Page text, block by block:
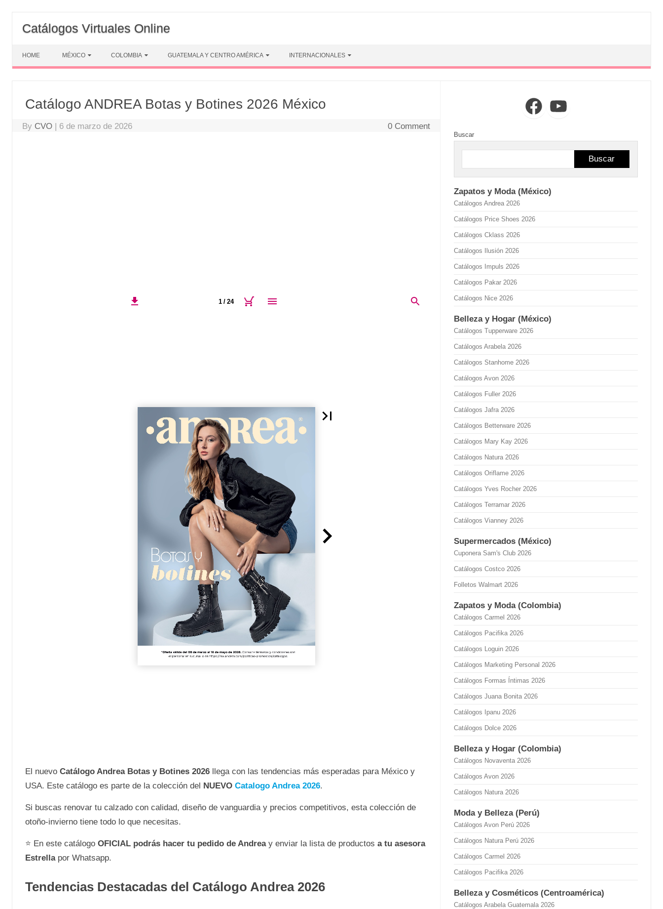
content
Catálogos Virtuales Online
HOME MÉXICO COLOMBIA GUATEMALA Y CENTRO AMÉRICA INTERNACIONALES
Catálogo ANDREA Botas y Botines 2026 México
By CVO | 6 de marzo de 2026 0 Comment
El nuevo Catálogo Andrea Botas y Botines 2026llega con las tendencias más esperadas para México y
USA. Este catálogo es parte de la colección del NUEVO Catalogo Andrea 2026.
Si buscas renovar tu calzado con calidad, diseño de vanguardia y precios competitivos, esta colección de
otoño-invierno tiene todo lo que necesitas.
⭐ En este catálogo OFICIAL podrás hacer tu pedido de Andrea y enviar la lista de productos a tu asesora
Estrella por Whatsapp.
Tendencias Destacadas del Catálogo Andrea 2026
FacebookYouTube
Buscar
Buscar
Zapatos y Moda (México)
Catálogos Andrea 2026
Catálogos Price Shoes 2026
Catálogos Cklass 2026
Catálogos Ilusión 2026
Catálogos Impuls 2026
Catálogos Pakar 2026
Catálogos Nice 2026
Belleza y Hogar (México)
Catálogos Tupperware 2026
Catálogos Arabela 2026
Catálogos Stanhome 2026
Catálogos Avon 2026
Catálogos Fuller 2026
Catálogos Jafra 2026
Catálogos Betterware 2026
Catálogos Mary Kay 2026
Catálogos Natura 2026
Catálogos Oriflame 2026
Catálogos Yves Rocher 2026
Catálogos Terramar 2026
Catálogos Vianney 2026
Supermercados (México)
Cuponera Sam's Club 2026
Catálogos Costco 2026
Folletos Walmart 2026
Zapatos y Moda (Colombia)
Catálogos Carmel 2026
Catálogos Pacifika 2026
Catálogos Loguin 2026
Catálogos Marketing Personal 2026
Catálogos Formas Íntimas 2026
Catálogos Juana Bonita 2026
Catálogos Ipanu 2026
Catálogos Dolce 2026
Belleza y Hogar (Colombia)
Catálogos Novaventa 2026
Catálogos Avon 2026
Catálogos Natura 2026
Moda y Belleza (Perú)
Catálogos Avon Perú 2026
Catálogos Natura Perú 2026
Catálogos Carmel 2026
Catálogos Pacifika 2026
Belleza y Cosméticos (Centroamérica)
Catálogos Arabela Guatemala 2026